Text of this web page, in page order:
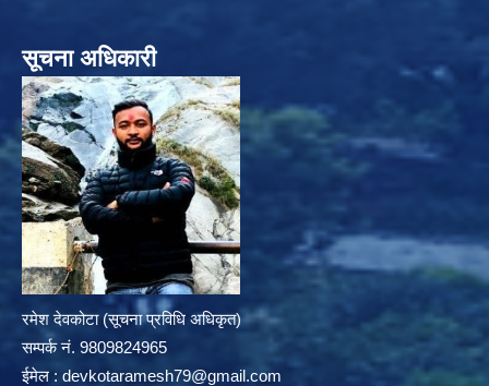
सूचना अधिकारी
रमेश देवकोटा (सूचना प्रविधि अधिकृत)
सम्पर्क न‌ं. 9809824965
ईमेल : devkotaramesh79@gmail.com